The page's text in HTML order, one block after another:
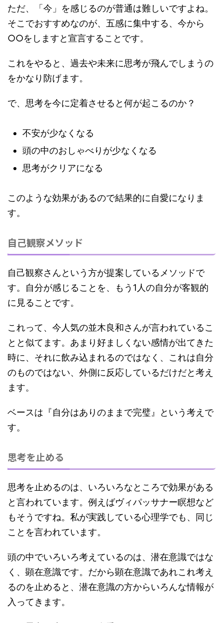
ただ、「今」を感じるのが普通は難しいですよね。
そこでおすすめなのが、 五感に集中する、今から
○○をしますと宣言することです。
これをやると、過去や未来に思考が飛んでしまうの
をかなり防げます。
で、思考を今に定着させると何が起こるのか？
不安が少なくなる
頭の中のおしゃべりが少なくなる
思考がクリアになる
このような効果があるので結果的に自愛になりま
す。
自己観察メソッド
自己観察さんという方が提案しているメソッドで
す。自分が感じることを、もう1人の自分が客観的
に見ることです。
これって、今人気の並木良和さんが言われているこ
とと似てます。あまり好ましくない感情が出てきた
時に、それに飲み込まれるのではなく、これは自分
のものではない、外側に反応しているだけだと考え
ます。
ベースは『自分はありのままで完璧』という考えで
す。
思考を止める
思考を止めるのは、いろいろなところで効果がある
と言われています。例えばヴィパッサナー瞑想など
もそうですね。私が実践している心理学でも、同じ
ことを言われています。
頭の中でいろいろ考えているのは、潜在意識ではな
く、顕在意識です。だから顕在意識であれこれ考え
るのを止めると、潜在意識の方からいろんな情報が
入ってきます。